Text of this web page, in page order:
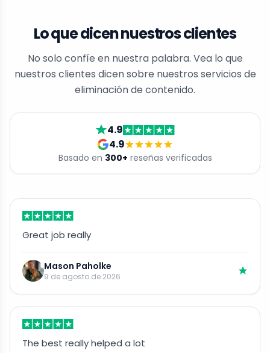
Lo que dicen nuestros clientes
No solo confíe en nuestra palabra. Vea lo que
nuestros clientes dicen sobre nuestros servicios de
eliminación de contenido.
4.9
4.9
Basado en 300+ reseñas verificadas
Great job really
Mason Paholke
9 de agosto de 2026
The best really helped a lot